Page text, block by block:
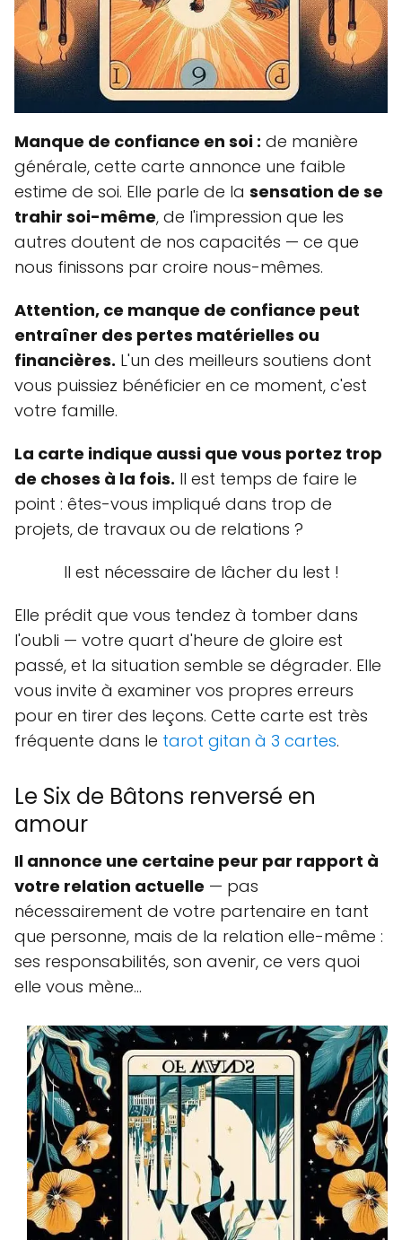
Manque de confiance en soi : de manière
générale, cette carte annonce une faible
estime de soi. Elle parle de la sensation de se
trahir soi-même, de l'impression que les
autres doutent de nos capacités — ce que
nous finissons par croire nous-mêmes.
Attention, ce manque de confiance peut
entraîner des pertes matérielles ou
financières. L'un des meilleurs soutiens dont
vous puissiez bénéficier en ce moment, c'est
votre famille.
La carte indique aussi que vous portez trop
de choses à la fois. Il est temps de faire le
point : êtes-vous impliqué dans trop de
projets, de travaux ou de relations ?
Il est nécessaire de lâcher du lest !
Elle prédit que vous tendez à tomber dans
l'oubli — votre quart d'heure de gloire est
passé, et la situation semble se dégrader. Elle
vous invite à examiner vos propres erreurs
pour en tirer des leçons. Cette carte est très
fréquente dans le tarot gitan à 3 cartes.
Le Six de Bâtons renversé en
amour
Il annonce une certaine peur par rapport à
votre relation actuelle — pas
nécessairement de votre partenaire en tant
que personne, mais de la relation elle-même :
ses responsabilités, son avenir, ce vers quoi
elle vous mène…